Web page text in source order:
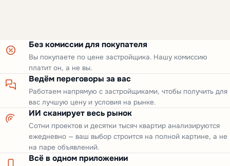
Без комиссии для покупателя
Вы покупаете по цене застройщика. Нашу комиссию
платит он, а не вы.
Ведём переговоры за вас
Работаем напрямую с застройщиками, чтобы получить для
вас лучшую цену и условия на рынке.
ИИ сканирует весь рынок
Сотни проектов и десятки тысяч квартир анализируются
ежедневно — ваш выбор строится на полной картине, а не
на паре объявлений.
Всё в одном приложении